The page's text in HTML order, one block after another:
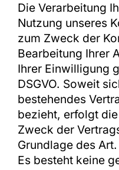
Die Verarbeitung
Nutzung unseres
zum Zweck der
Bearbeitung Ihrer
Ihrer Einwilligung
DSGVO. Soweit
bestehendes
bezieht, erfolgt
Zweck der
Grundlage des
Es besteht keine